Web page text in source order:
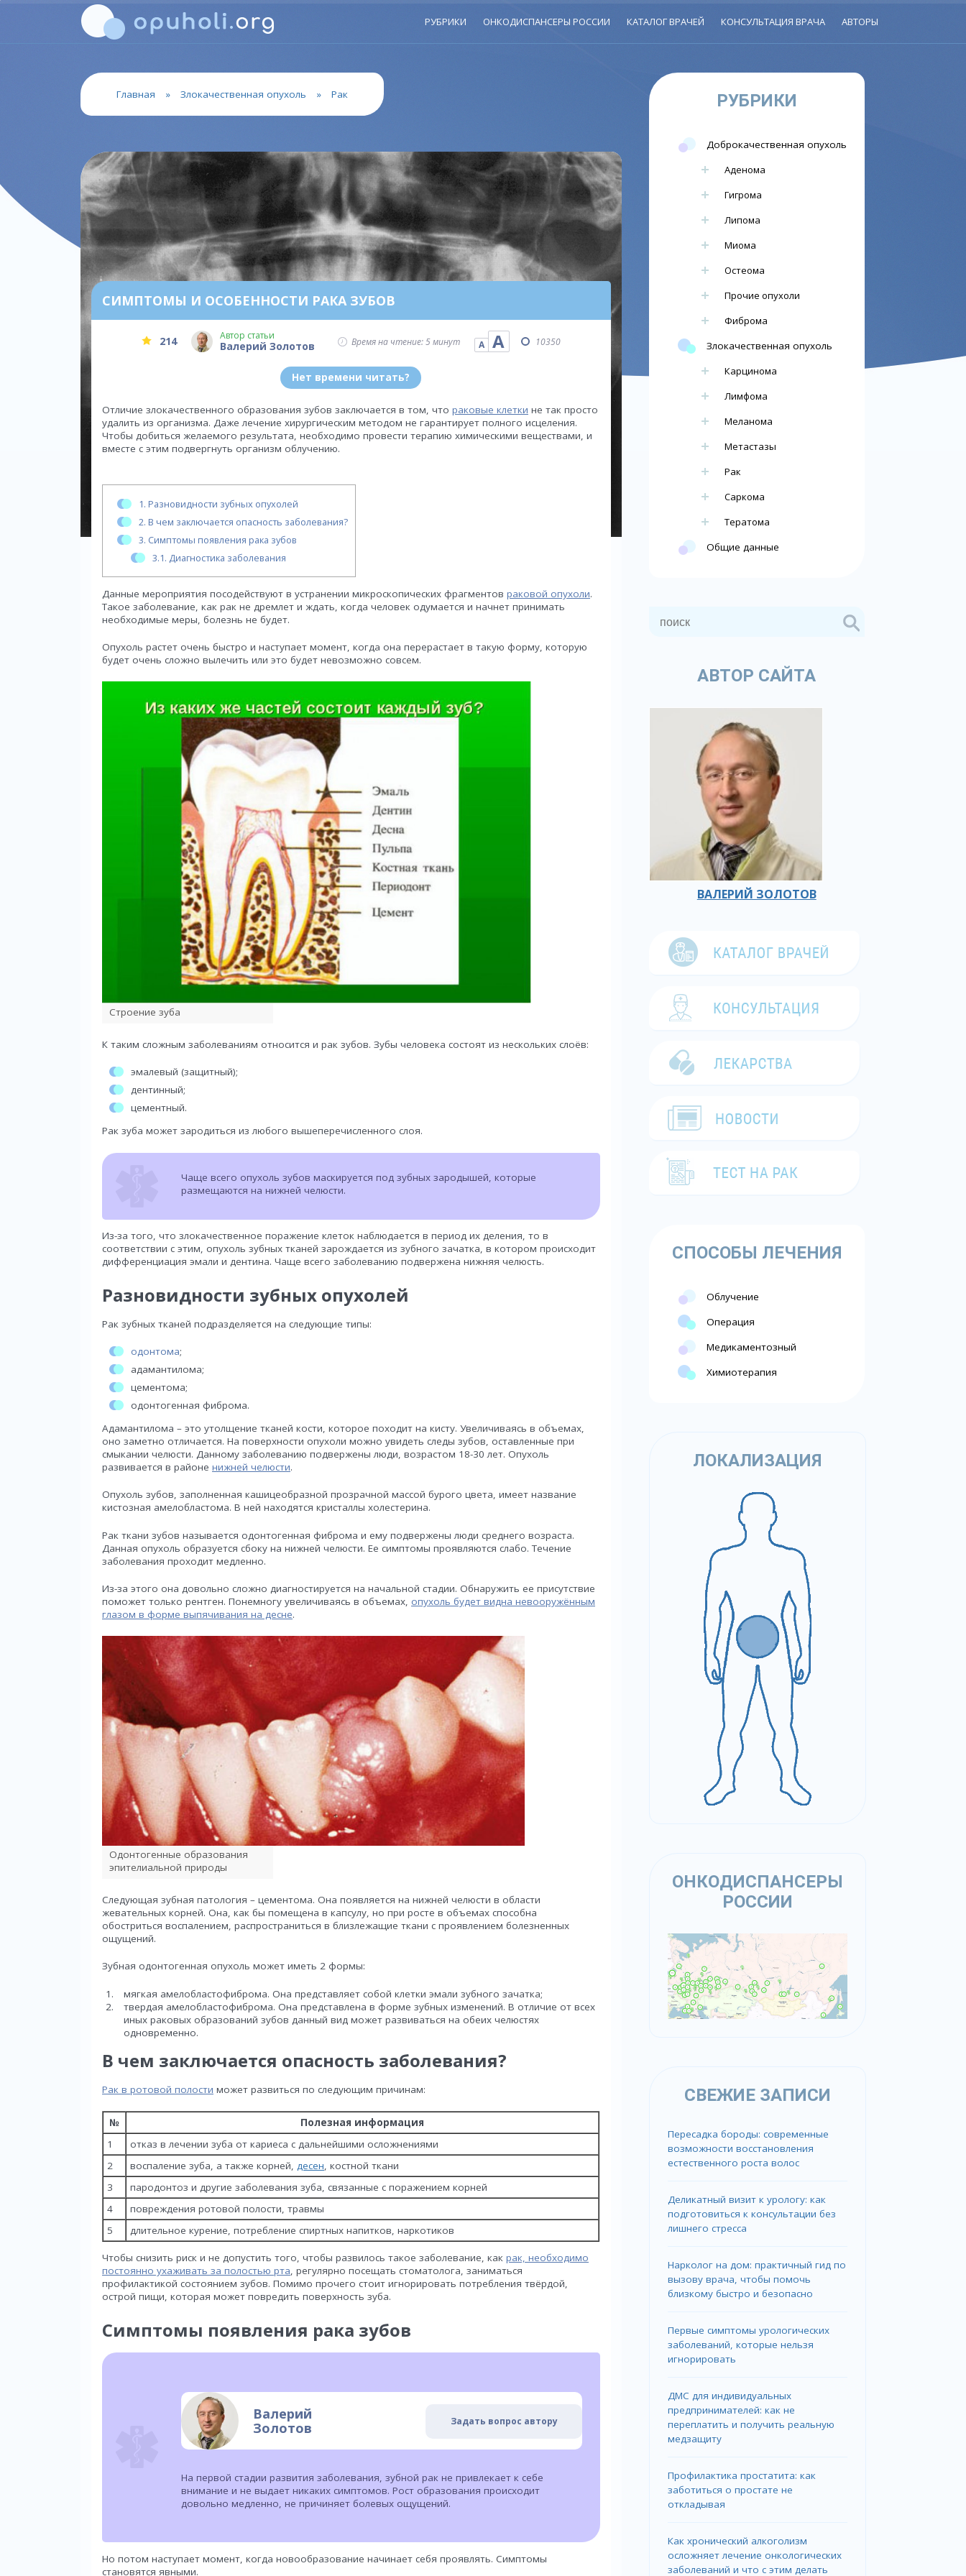
РУБРИКИ ОНКОДИСПАНСЕРЫ РОССИИ КАТАЛОГ ВРАЧЕЙ КОНСУЛЬТАЦИЯ ВРАЧА АВТОРЫ
Главная » Злокачественная опухоль » Рак
СИМПТОМЫ И ОСОБЕННОСТИ РАКА ЗУБОВ
214 Автор статьи
Валерий Золотов Время на чтение: 5 минут А А 10350
Нет времени читать?
Отличие злокачественного образования зубов заключается в том, что раковые клетки не так просто
удалить из организма. Даже лечение хирургическим методом не гарантирует полного исцеления.
Чтобы добиться желаемого результата, необходимо провести терапию химическими веществами, и
вместе с этим подвергнуть организм облучению.
1. Разновидности зубных опухолей
2. В чем заключается опасность заболевания?
3. Симптомы появления рака зубов
3.1. Диагностика заболевания
Данные мероприятия посодействуют в устранении микроскопических фрагментов раковой опухоли.
Такое заболевание, как рак не дремлет и ждать, когда человек одумается и начнет принимать
необходимые меры, болезнь не будет.
Опухоль растет очень быстро и наступает момент, когда она перерастает в такую форму, которую
будет очень сложно вылечить или это будет невозможно совсем.
Строение зуба
К таким сложным заболеваниям относится и рак зубов. Зубы человека состоят из нескольких слоёв:
эмалевый (защитный);
дентинный;
цементный.
Рак зуба может зародиться из любого вышеперечисленного слоя.
Чаще всего опухоль зубов маскируется под зубных зародышей, которые
размещаются на нижней челюсти.
Из-за того, что злокачественное поражение клеток наблюдается в период их деления, то в
соответствии с этим, опухоль зубных тканей зарождается из зубного зачатка, в котором происходит
дифференциация эмали и дентина. Чаще всего заболеванию подвержена нижняя челюсть.
Разновидности зубных опухолей
Рак зубных тканей подразделяется на следующие типы:
одонтома;
адамантилома;
цементома;
одонтогенная фиброма.
Адамантилома – это утолщение тканей кости, которое походит на кисту. Увеличиваясь в объемах,
оно заметно отличается. На поверхности опухоли можно увидеть следы зубов, оставленные при
смыкании челюсти. Данному заболеванию подвержены люди, возрастом 18-30 лет. Опухоль
развивается в районе нижней челюсти.
Опухоль зубов, заполненная кашицеобразной прозрачной массой бурого цвета, имеет название
кистозная амелобластома. В ней находятся кристаллы холестерина.
Рак ткани зубов называется одонтогенная фиброма и ему подвержены люди среднего возраста.
Данная опухоль образуется сбоку на нижней челюсти. Ее симптомы проявляются слабо. Течение
заболевания проходит медленно.
Из-за этого она довольно сложно диагностируется на начальной стадии. Обнаружить ее присутствие
поможет только рентген. Понемногу увеличиваясь в объемах, опухоль будет видна невооружённым
глазом в форме выпячивания на десне.
Одонтогенные образования
эпителиальной природы
Следующая зубная патология – цементома. Она появляется на нижней челюсти в области
жевательных корней. Она, как бы помещена в капсулу, но при росте в объемах способна
обостриться воспалением, распространиться в близлежащие ткани с проявлением болезненных
ощущений.
Зубная одонтогенная опухоль может иметь 2 формы:
мягкая амелобластофиброма. Она представляет собой клетки эмали зубного зачатка;
твердая амелобластофиброма. Она представлена в форме зубных изменений. В отличие от всех
иных раковых образований зубов данный вид может развиваться на обеих челюстях
одновременно.
В чем заключается опасность заболевания?
Рак в ротовой полости может развиться по следующим причинам:
№
Полезная информация
1
отказ в лечении зуба от кариеса с дальнейшими осложнениями
2
воспаление зуба, а также корней, десен, костной ткани
3
пародонтоз и другие заболевания зуба, связанные с поражением корней
4
повреждения ротовой полости, травмы
5
длительное курение, потребление спиртных напитков, наркотиков
Чтобы снизить риск и не допустить того, чтобы развилось такое заболевание, как рак, необходимо
постоянно ухаживать за полостью рта, регулярно посещать стоматолога, заниматься
профилактикой состоянием зубов. Помимо прочего стоит игнорировать потребления твёрдой,
острой пищи, которая может повредить поверхность зуба.
Симптомы появления рака зубов
Валерий
Золотов
Задать вопрос автору
На первой стадии развития заболевания, зубной рак не привлекает к себе
внимание и не выдает никаких симптомов. Рост образования происходит
довольно медленно, не причиняет болевых ощущений.
Но потом наступает момент, когда новообразование начинает себя проявлять. Симптомы
становятся явными.
РУБРИКИ
Доброкачественная опухоль
Аденома
Гигрома
Липома
Миома
Остеома
Прочие опухоли
Фиброма
Злокачественная опухоль
Карцинома
Лимфома
Меланома
Метастазы
Рак
Саркома
Тератома
Общие данные
АВТОР САЙТА
ВАЛЕРИЙ ЗОЛОТОВ
СПОСОБЫ ЛЕЧЕНИЯ
Облучение
Операция
Медикаментозный
Химиотерапия
ЛОКАЛИЗАЦИЯ
ОНКОДИСПАНСЕРЫ
РОССИИ
СВЕЖИЕ ЗАПИСИ
Пересадка бороды: современные
возможности восстановления
естественного роста волос
Деликатный визит к урологу: как
подготовиться к консультации без
лишнего стресса
Нарколог на дом: практичный гид по
вызову врача, чтобы помочь
близкому быстро и безопасно
Первые симптомы урологических
заболеваний, которые нельзя
игнорировать
ДМС для индивидуальных
предпринимателей: как не
переплатить и получить реальную
медзащиту
Профилактика простатита: как
заботиться о простате не
откладывая
Как хронический алкоголизм
осложняет лечение онкологических
заболеваний и что с этим делать